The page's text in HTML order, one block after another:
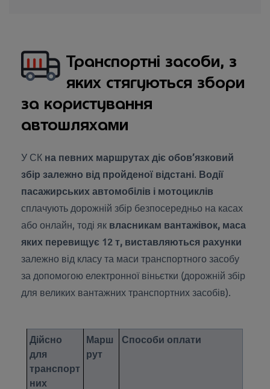
Транспортні засоби, з
яких стягуються збори
за користування
автошляхами
У СК на певних маршрутах діє обов’язковий
збір залежно від пройденої відстані. Водії
пасажирських автомобілів і мотоциклів
сплачують дорожній збір безпосередньо на касах
або онлайн, тоді як власникам вантажівок, маса
яких перевищує 12 т, виставляються рахунки
залежно від класу та маси транспортного засобу
за допомогою електронної віньєтки (дорожній збір
для великих вантажних транспортних засобів).
Дійсно
для
транспорт
них
Марш
рут
Способи оплати